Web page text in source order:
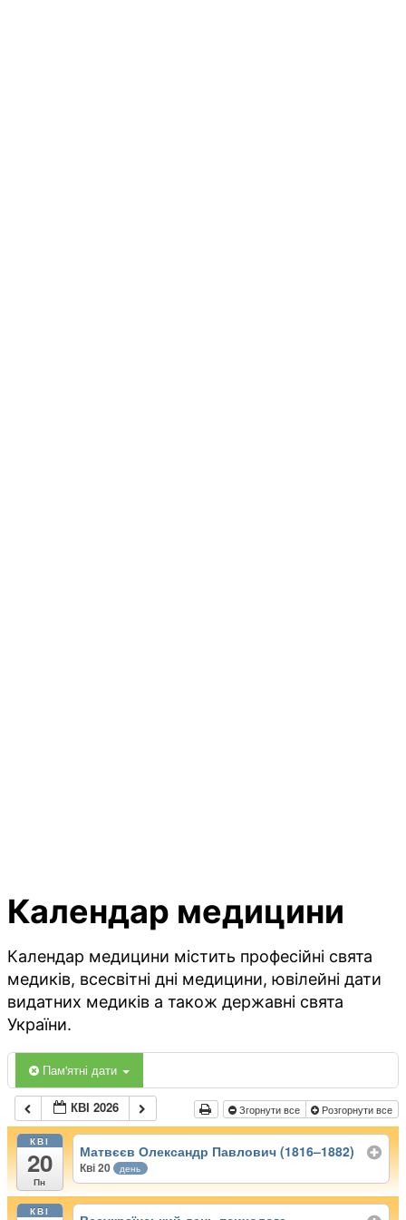
Календар медицини
Календар медицини містить професійні свята
медиків, всесвітні дні медицини, ювілейні дати
видатних медиків а також державні свята
України.
Пам'ятні дати
КВІ 2026 Згорнути все Розгорнути все
КВІ
20
Пн
Матвєєв Олександр Павлович (1816–1882)
Кві 20 день
КВІ